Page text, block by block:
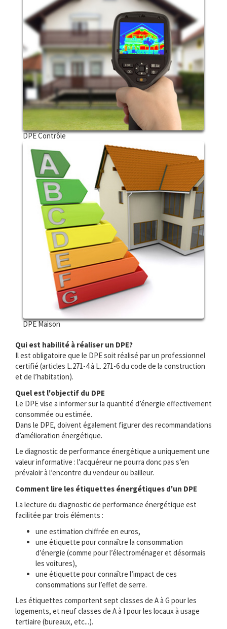
DPE Contrôle
DPE Maison
Qui est habilité à réaliser un DPE?
Il est obligatoire que le DPE soit réalisé par un professionnel
certifié (articles L.271-4 à L. 271-6 du code de la construction
et de l’habitation).
Quel est l'objectif du DPE
Le DPE vise a informer sur la quantité d’énergie effectivement
consommée ou estimée.
Dans le DPE, doivent également figurer des recommandations
d’amélioration énergétique.
Le diagnostic de performance énergétique a uniquement une
valeur informative : l’acquéreur ne pourra donc pas s’en
prévaloir à l’encontre du vendeur ou bailleur.
Comment lire les étiquettes énergétiques d'un DPE
La lecture du diagnostic de performance énergétique est
facilitée par trois éléments :
une estimation chiffrée en euros,
une étiquette pour connaître la consommation
d’énergie (comme pour l’électroménager et désormais
les voitures),
une étiquette pour connaître l’impact de ces
consommations sur l’effet de serre.
Les étiquettes comportent sept classes de A à G pour les
logements, et neuf classes de A à I pour les locaux à usage
tertiaire (bureaux, etc...).